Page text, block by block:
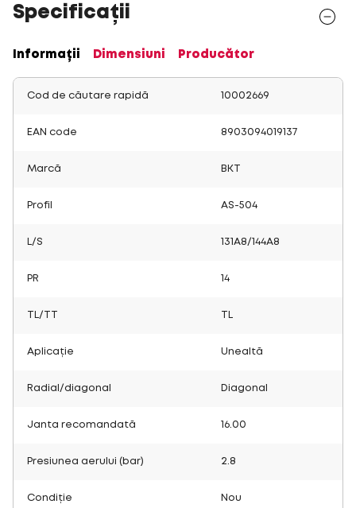
Specificații
Informații Dimensiuni Producător
Cod de căutare rapidă 10002669
EAN code 8903094019137
Marcă BKT
Profil AS-504
L/S 131A8/144A8
PR 14
TL/TT
Aplicație Unealtă
Radial/diagonal Diagonal
Janta recomandată 16.00
Presiunea aerului (bar) 2.8
Condiție Nou